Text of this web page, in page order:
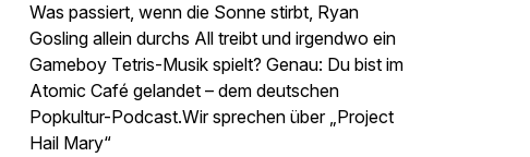
Was passiert, wenn die Sonne stirbt, Ryan
Gosling allein durchs All treibt und irgendwo ein
Gameboy Tetris-Musik spielt? Genau: Du bist im
Atomic Café gelandet – dem deutschen
Popkultur-Podcast.Wir sprechen über „Project
Hail Mary“